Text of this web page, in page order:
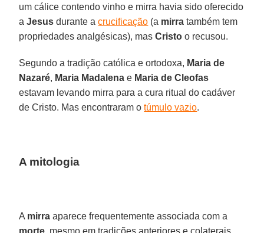
um cálice contendo vinho e mirra havia sido oferecido
aJesus durante acrucificação (a mirra também tem
propriedades analgésicas), masCristo o recusou.
Segundo a tradição católica e ortodoxa, Maria de
Nazaré, Maria Madalena e Maria de Cleofas
estavam levando mirra para a cura ritual do cadáver
de Cristo. Mas encontraram otúmulo vazio.
A mitologia
A mirra aparece frequentemente associada com a
morte , mesmo em tradições anteriores e colaterais.